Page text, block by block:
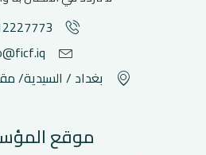
بغداد / السيدية/
موقع